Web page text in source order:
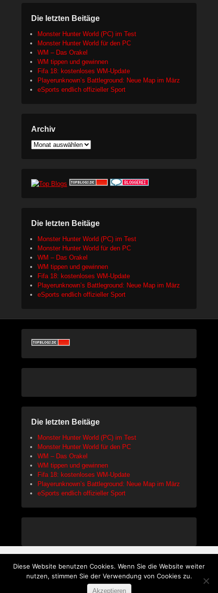
Die letzten Beitäge
Monster Hunter World (PC) im Test
Monster Hunter World für den PC
WM – Das Orakel
WM tippen und gewinnen
Fifa 18: kostenloses WM-Update
Playerunknown’s Battleground: Neue Map im März
eSports endlich offizieller Sport
Archiv
Archiv
Die letzten Beitäge
Monster Hunter World (PC) im Test
Monster Hunter World für den PC
WM – Das Orakel
WM tippen und gewinnen
Fifa 18: kostenloses WM-Update
Playerunknown’s Battleground: Neue Map im März
eSports endlich offizieller Sport
Die letzten Beitäge
Monster Hunter World (PC) im Test
Monster Hunter World für den PC
WM – Das Orakel
WM tippen und gewinnen
Fifa 18: kostenloses WM-Update
Playerunknown’s Battleground: Neue Map im März
eSports endlich offizieller Sport
Copyright © 2026 Gaming Print
All Rights Reserved.
Diese Website benutzen Cookies. Wenn Sie die Website weiter
nutzen, stimmen Sie der Verwendung von Cookies zu.
Akzeptieren